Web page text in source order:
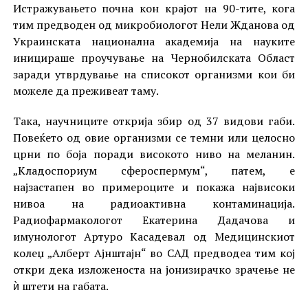
Истражувањето почна кон крајот на 90-тите, кога
тим предводен од микробиологот Нели Жданова од
Украинската национална академија на науките
иницираше проучување на Чернобилската Област
заради утврдување на списокот организми кои би
можеле да преживеат таму.
Така, научниците открија збир од 37 видови габи.
Повеќето од овие организми се темни или целосно
црни по боја поради високото ниво на меланин.
„Кладоспориум сфероспермум“, патем, е
најзастапен во примероците и покажа највисоки
нивоа на радиоактивна контаминација.
Радиофармакологот Екатерина Дадачова и
имунологот Артуро Касадевал од Медицинскиот
колеџ „Алберт Ајнштајн“ во САД предводеа тим кој
откри дека изложеноста на јонизирачко зрачење не
ѝ штети на габата.